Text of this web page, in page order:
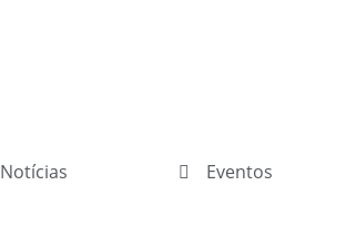
Notícias Eventos